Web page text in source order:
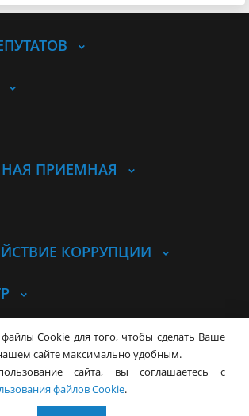
ПРИЕМНАЯ
КОРРУПЦИИ
города
Контакты Карта сайта
Красный
Cookie для того, чтобы сделать Ваше
сайте максимально удобным.
сайта, вы соглашаетесь с
файлов Cookie.